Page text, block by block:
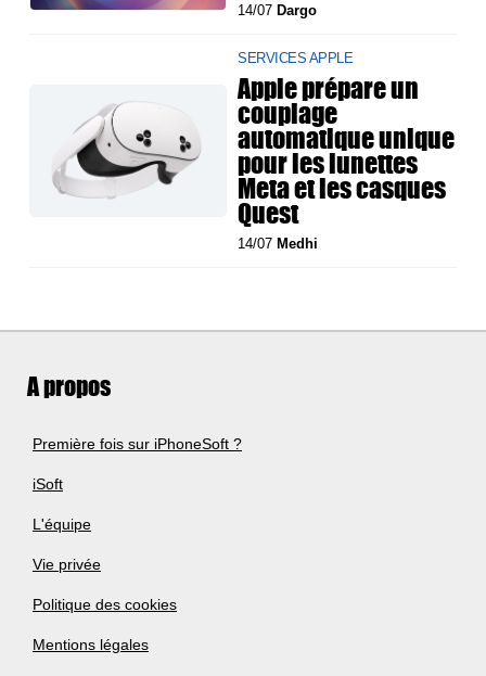
14/07Dargo
SERVICES APPLE
Apple prépare un
couplage
automatique unique
pour les lunettes
Meta et les casques
Quest
14/07Medhi
A propos
Première fois sur iPhoneSoft ?
iSoft
L'équipe
Vie privée
Politique des cookies
Mentions légales